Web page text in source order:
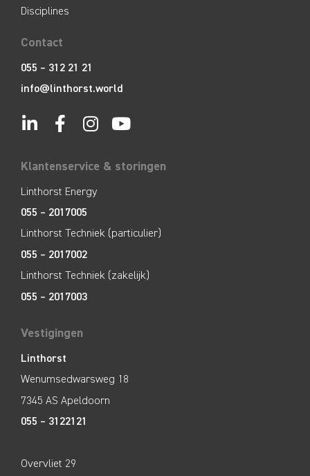
Disciplines
Contact
055 – 312 21 21
info@linthorst.world
Klantenservice & storingen
Linthorst Energy
055 – 2017005
Linthorst Techniek (particulier)
055 – 2017002
Linthorst Techniek (zakelijk)
055 – 2017003
Vestigingen
Linthorst
Wenumsedwarsweg 18
7345 AS Apeldoorn
055 – 3122121
Overvliet 29